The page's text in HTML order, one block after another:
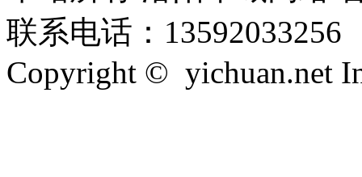
联系电话：13592033256
Copyright © yichuan.net